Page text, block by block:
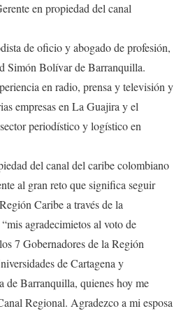
en propiedad del canal
de oficio y abogado de profesión,
Simón Bolívar de Barranquilla.
en radio, prensa y televisión y
empresas en La Guajira y el
periodístico y logístico en
del canal del caribe colombiano
al gran reto que significa seguir
Caribe a través de la
agradecimietos al voto de
7 Gobernadores de la Región
de Cartagena y
de Barranquilla, quienes hoy me
Regional. Agradezco a mi esposa